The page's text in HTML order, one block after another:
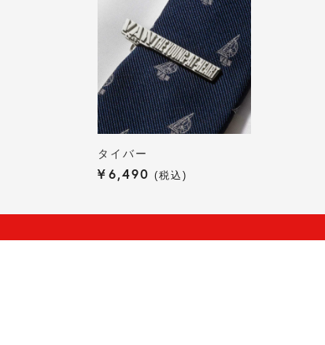
タイバー
¥6,490 税込